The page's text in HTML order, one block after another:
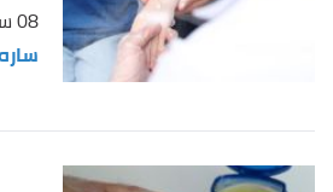
08 سبتمبر 2021